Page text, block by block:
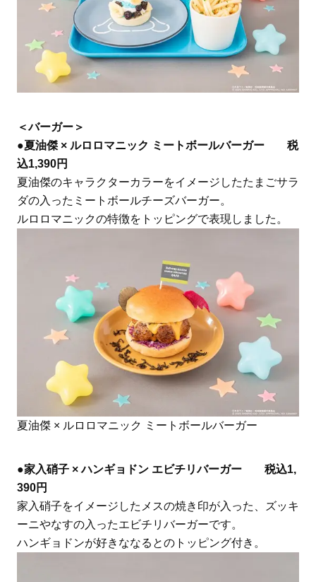
＜バーガー＞
●夏油傑 × ルロロマニック ミートボールバーガー 税
込1,390円
夏油傑のキャラクターカラーをイメージしたたまごサラ
ダの入ったミートボールチーズバーガー。
ルロロマニックの特徴をトッピングで表現しました。
夏油傑 × ルロロマニック ミートボールバーガー
●家入硝子 × ハンギョドン エビチリバーガー 税込1,
390円
家入硝子をイメージしたメスの焼き印が入った、ズッキ
ーニやなすの入ったエビチリバーガーです。
ハンギョドンが好きななるとのトッピング付き。